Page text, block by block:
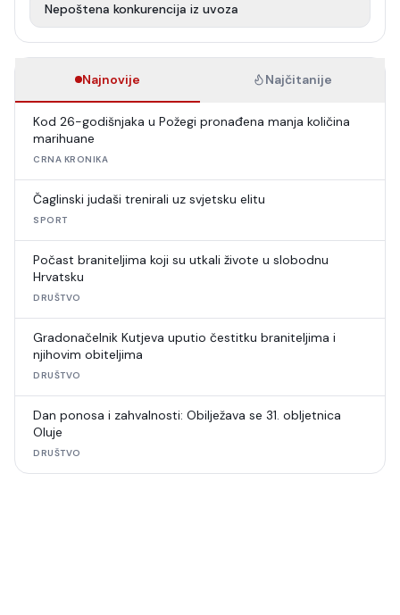
Nepoštena konkurencija iz uvoza
Najnovije Najčitanije
Kod 26-godišnjaka u Požegi pronađena manja količina
marihuane
CRNA KRONIKA
Čaglinski judaši trenirali uz svjetsku elitu
SPORT
Počast braniteljima koji su utkali živote u slobodnu
Hrvatsku
DRUŠTVO
Gradonačelnik Kutjeva uputio čestitku braniteljima i
njihovim obiteljima
DRUŠTVO
Dan ponosa i zahvalnosti: Obilježava se 31. obljetnica
Oluje
DRUŠTVO